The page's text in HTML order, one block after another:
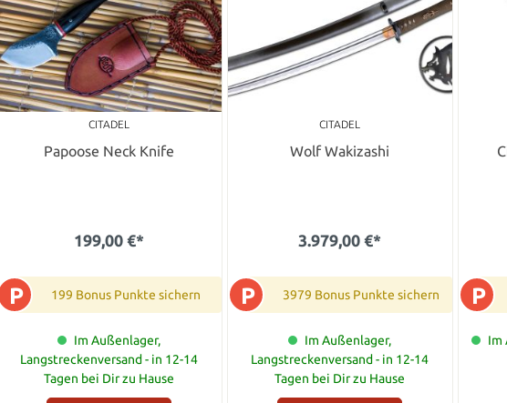
CITADEL
Papoose Neck Knife
199,00 €*
P 199 Bonus Punkte sichern
Im Außenlager,
Langstreckenversand - in 12-14
Tagen bei Dir zu Hause
CITADEL
Wolf Wakizashi
3.979,00 €*
P 3979 Bonus Punkte sichern
Im Außenlager,
Langstreckenversand - in 12-14
Tagen bei Dir zu Hause
P
Im